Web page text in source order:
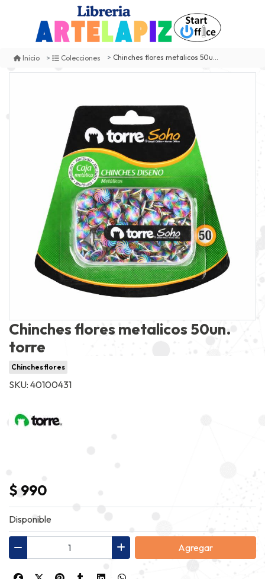
Inicio Colecciones Chinches flores metalicos 50un. torre
Chinches flores metalicos 50un.
torre
Chinches flores
SKU: 40100431
$ 990
Disponible
Agregar